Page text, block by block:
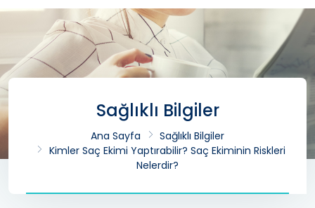
Sağlıklı Bilgiler
Ana Sayfa
Sağlıklı Bilgiler
Kimler Saç Ekimi Yaptırabilir? Saç Ekiminin Riskleri
Nelerdir?